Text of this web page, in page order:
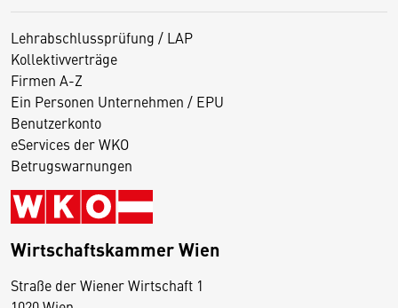
Lehrabschlussprüfung / LAP
Kollektivverträge
Firmen A-Z
Ein Personen Unternehmen / EPU
Benutzerkonto
eServices der WKO
Betrugswarnungen
Wirtschaftskammer Wien
Straße der Wiener Wirtschaft 1